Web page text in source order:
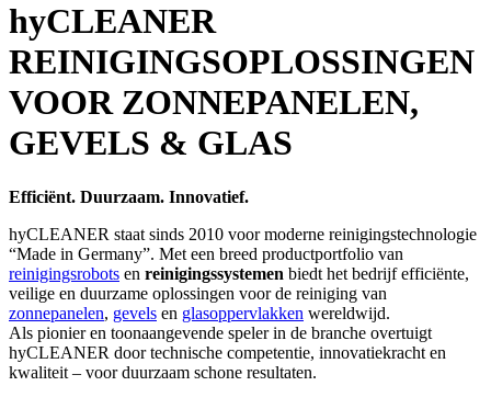
hyCLEANER
REINIGINGSOPLOSSINGEN
VOOR ZONNEPANELEN,
GEVELS & GLAS
Efficiënt. Duurzaam. Innovatief.
hyCLEANER staat sinds 2010 voor moderne reinigingstechnologie
“Made in Germany”. Met een breed productportfolio van
reinigingsrobots en reinigingssystemen biedt het bedrijf efficiënte,
veilige en duurzame oplossingen voor de reiniging van
zonnepanelen, gevels en glasoppervlakken wereldwijd.
Als pionier en toonaangevende speler in de branche overtuigt
hyCLEANER door technische competentie, innovatiekracht en
kwaliteit – voor duurzaam schone resultaten.